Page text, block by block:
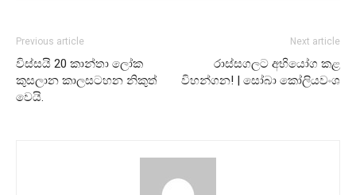
Previous article
විස්සයි 20 කාන්තා ලෝක
කුසලාන කාලසටහන නිකුත්
වෙයි.
Next article
රාස්සගලට අභියෝග කළ
විහන්ගන! | සෝබා කෝලියවංශ